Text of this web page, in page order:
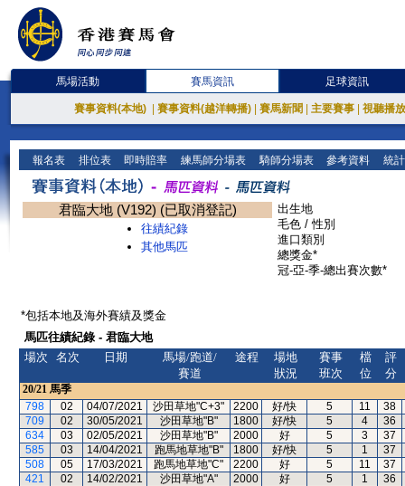
馬場活動 賽馬資訊 足球資訊
賽事資料(本地) 賽事資料(越洋轉播) 賽馬新聞 主要賽事 視聽播
報名表 排位表 即時賠率 練馬師分場表 騎師分場表 參考資料 統
君臨大地 (V192) (已取消登記)
往績紀錄
其他馬匹
出生地
毛色 / 性別
進口類別
總獎金*
冠-亞-季-總出賽次數*
*包括本地及海外賽績及獎金
馬匹往績紀錄 - 君臨大地
場次
名次 日期
馬場/跑道/
賽道
途程
場地
狀況
賽事
班次
檔
位
評
分
20/21 馬季
798
02 04/07/2021 沙田草地"C+3" 2200 好/快 5 11
38
709
02 30/05/2021 沙田草地"B" 1800 好/快 5 4
36
634
03 02/05/2021 沙田草地"B" 2000 好 5 3
37
585
03 14/04/2021 跑馬地草地"B" 1800 好/快 5 1
37
508
05 17/03/2021 跑馬地草地"C" 2200 好 5 11
37
421
02 14/02/2021 沙田草地"A" 2000 好 5 1
36